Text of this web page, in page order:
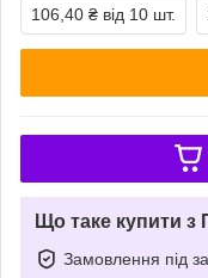
106,40 ₴ від 10 шт.
Що таке купити з
Замовлення під